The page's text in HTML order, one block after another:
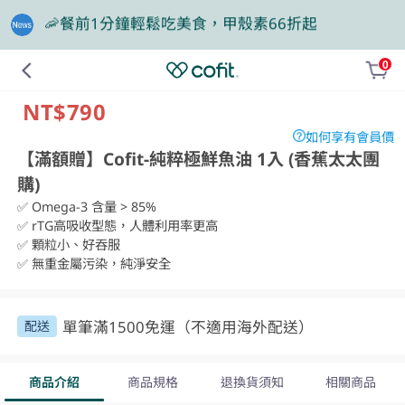
🎁買大餐包送蛋白飲，滿額再抽豪華住宿券
❤️老爸我來守護，專區商品任2件88折 0
NT$790
如何享有會員價
【滿額贈】Cofit-純粹極鮮魚油 1入 (香蕉太太團
購)
✅ Omega-3 含量 > 85%
✅ rTG高吸收型態，人體利用率更高
✅ 顆粒小、好吞服
✅ 無重金屬污染，純淨安全
配送 單筆滿1500免運（不適用海外配送）
商品介紹 商品規格 退換貨須知 相關商品